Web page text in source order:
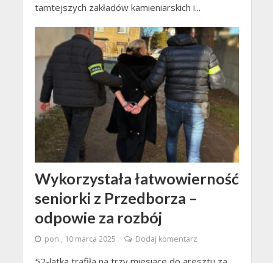
tamtejszych zakładów kamieniarskich i...
Wykorzystała łatwowierność
seniorki z Przedborza –
odpowie za rozbój
pon., 10 marca 2025 Dodaj komentarz